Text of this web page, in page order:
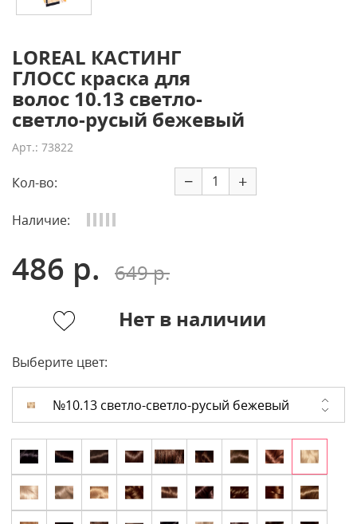
LOREAL КАСТИНГ
ГЛОСС краска для
волос 10.13 светло-
светло-русый бежевый
Арт.: 73822
Кол-во: − +
Наличие:
486 р.
649 р.
Нет в наличии
Выберите цвет:
№10.13 светло-светло-русый бежевый